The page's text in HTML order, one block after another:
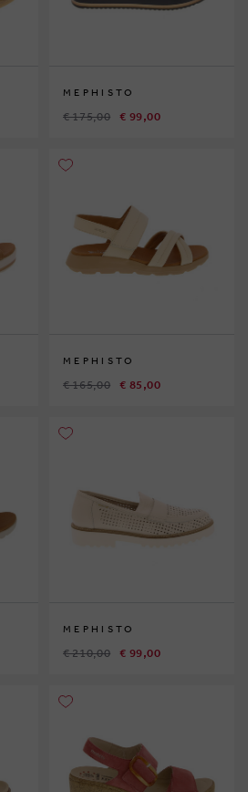
MEPHISTO
€ 175,00 € 99,00
MEPHISTO
€ 165,00 € 85,00
MEPHISTO
€ 210,00 € 99,00